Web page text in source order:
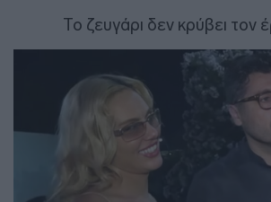
Το ζευγάρι δεν κρύβει τον